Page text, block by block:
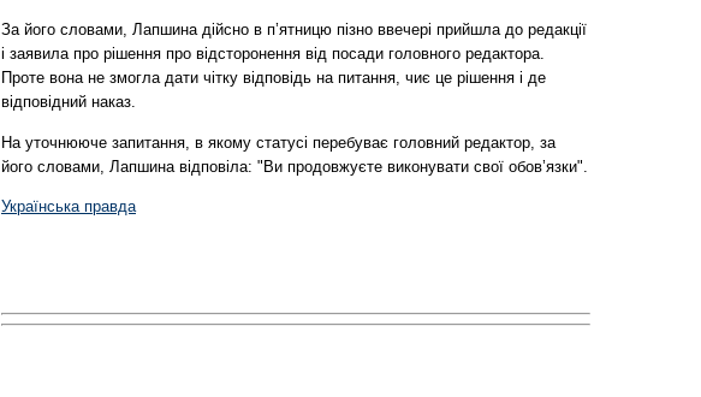
За його словами, Лапшина дійсно в п’ятницю пізно ввечері прийшла до редакції
і заявила про рішення про відсторонення від посади головного редактора.
Проте вона не змогла дати чітку відповідь на питання, чиє це рішення і де
відповідний наказ.
На уточнююче запитання, в якому статусі перебуває головний редактор, за
його словами, Лапшина відповіла: "Ви продовжуєте виконувати свої обов’язки".
Українська правда